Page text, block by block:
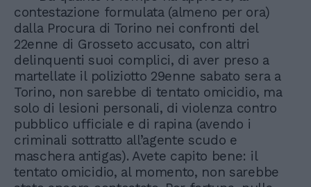
contestazione formulata (almeno per ora)
dalla Procura di Torino nei confronti del
22enne di Grosseto accusato, con altri
delinquenti suoi complici, di aver preso a
martellate il poliziotto 29enne sabato sera a
Torino, non sarebbe di tentato omicidio, ma
solo di lesioni personali, di violenza contro
pubblico ufficiale e di rapina (avendo i
criminali sottratto all’agente scudo e
maschera antigas). Avete capito bene: il
tentato omicidio, al momento, non sarebbe